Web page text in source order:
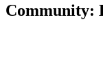
Community: